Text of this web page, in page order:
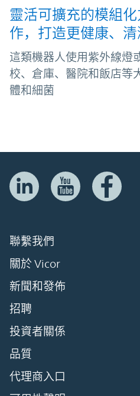
靈活可擴充的模組
作，打造更健康、
這類機器人使用紫外線燈
校、倉庫、醫院和飯店等
體和細菌
聯繫我們
關於 Vicor
新聞和發佈
招聘
投資者關係
品質
代理商入口